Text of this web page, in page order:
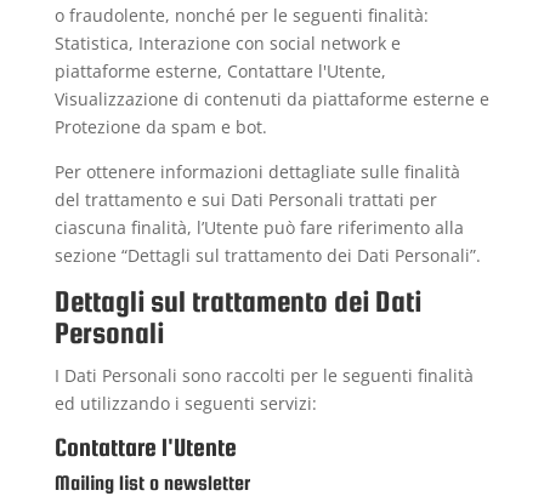
o fraudolente, nonché per le seguenti finalità:
Statistica, Interazione con social network e
piattaforme esterne, Contattare l'Utente,
Visualizzazione di contenuti da piattaforme esterne e
Protezione da spam e bot.
Per ottenere informazioni dettagliate sulle finalità
del trattamento e sui Dati Personali trattati per
ciascuna finalità, l’Utente può fare riferimento alla
sezione “Dettagli sul trattamento dei Dati Personali”.
Dettagli sul trattamento dei Dati
Personali
I Dati Personali sono raccolti per le seguenti finalità
ed utilizzando i seguenti servizi:
Contattare l'Utente
Mailing list o newsletter